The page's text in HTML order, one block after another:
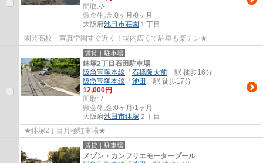
間取:-/-
敷金/礼金:0ヶ月/0ヶ月
大阪府池田市荘園 １丁目
園芸高校・宣真学園すぐ近く！場内広くて駐車も楽チン★
賃貸｜駐車場
鉢塚2丁目石田駐車場
阪急宝塚本線 「 石橋阪大前 」駅 徒歩16分
阪急宝塚本線 「 池田 」駅 徒歩17分
12,000円
間取:-/-
敷金/礼金:0ヶ月/1ヶ月
大阪府池田市鉢塚 ２丁目
★鉢塚2丁目月極駐車場★
賃貸｜駐車場
メゾン・カンフリエモータープール